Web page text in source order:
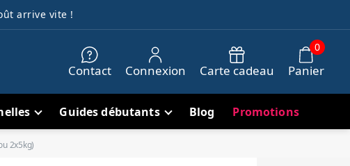
arrive vite !
Contact Connexion Carte cadeau Panier
0
Guides débutants Blog Promotions
2x5kg)